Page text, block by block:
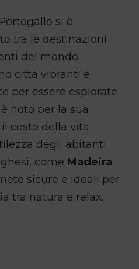
si è
tra le destinazioni
del mondo.
città vibranti e
per essere esplorate
noto per la sua
costo della vita
degli abitanti.
come Madeira
sicure e ideali per
tra natura e relax.